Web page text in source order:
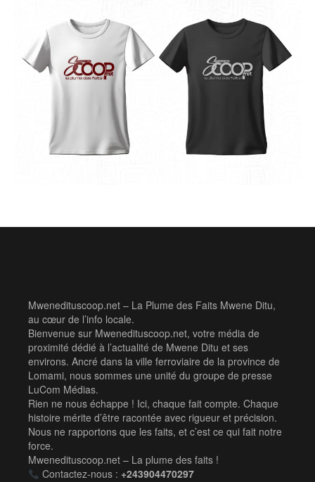
Mwenedituscoop.net – La Plume des Faits Mwene Ditu,
au cœur de l’info locale.
Bienvenue sur Mwenedituscoop.net, votre média de
proximité dédié à l’actualité de Mwene Ditu et ses
environs. Ancré dans la ville ferroviaire de la province de
Lomami, nous sommes une unité du groupe de presse
LuCom Médias.
Rien ne nous échappe ! Ici, chaque fait compte. Chaque
histoire mérite d’être racontée avec rigueur et précision.
Nous ne rapportons que les faits, et c’est ce qui fait notre
force.
Mwenedituscoop.net – La plume des faits !
Contactez-nous : +243904470297